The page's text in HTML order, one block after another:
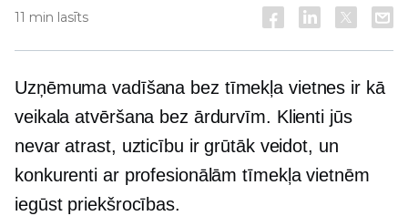
11 min lasīts
Uzņēmuma vadīšana bez tīmekļa vietnes ir kā
veikala atvēršana bez ārdurvīm. Klienti jūs
nevar atrast, uzticību ir grūtāk veidot, un
konkurenti ar profesionālām tīmekļa vietnēm
iegūst priekšrocības.